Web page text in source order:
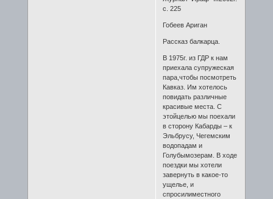
с. 225
Гобеев Ариган
Рассказ балкарца.
В 1975г. из ГДР к нам
приехала супружеская
пара,чтобы посмотреть
Кавказ. Им хотелось
повидать различные
красивые места. С
этойцелью мы поехали
в сторону Кабарды – к
Эльбрусу, Чегемским
водопадам и
Голубымозерам. В ходе
поездки мы хотели
завернуть в какое-то
ущелье, и
спросилиместного